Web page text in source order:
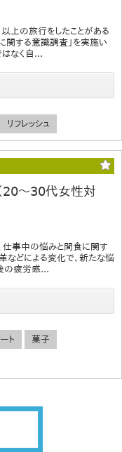
上の旅行をしたことがある
関する意識調査」を実施い
はなく自...
リフレッシュ
20～30代女性対
仕事中の悩みと間食に関す
などによる変化で、新たな悩
の疲労感...
ト 菓子